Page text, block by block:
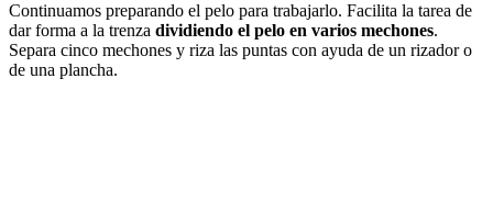
Continuamos preparando el pelo para trabajarlo. Facilita la tarea de
dar forma a la trenza dividiendo el pelo en varios mechones.
Separa cinco mechones y riza las puntas con ayuda de un rizador o
de una plancha.